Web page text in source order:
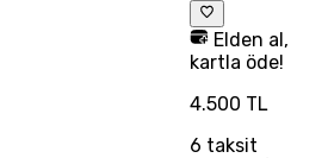
Elden al,
kartla öde!
4.500 TL
6 taksit